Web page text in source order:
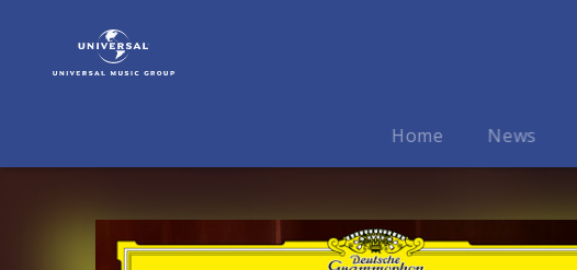
Winner
Home News